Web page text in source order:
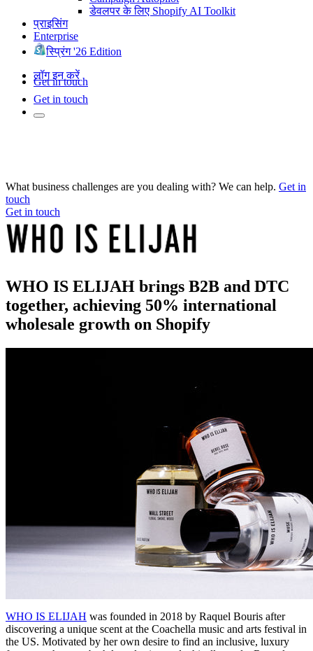
डेवलपर के लिए Shopify AI Toolkit
प्राइसिंग
Enterprise
स्प्रिंग '26 Edition
लॉग इन करें
Get in touch
Get in touch
What business challenges are you dealing with? We can help. Get in
touch
Get in touch
WHO IS ELIJAH brings B2B and DTC
together, achieving 50% international
wholesale growth on Shopify
WHO IS ELIJAH was founded in 2018 by Raquel Bouris after
discovering a unique scent at the Coachella music and arts festival in
the US. Motivated by her own desire to find an inclusive, luxury